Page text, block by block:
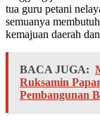
tua guru petani
semuanya
kemajuan daerah
BACA JUGA:
Ruksamin
Pembangunan